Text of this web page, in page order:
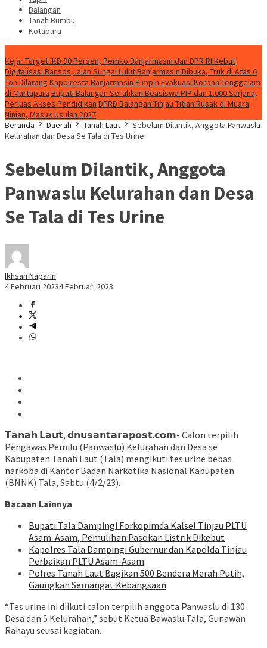
Balangan
Tanah Bumbu
Kotabaru
Kejar Target IKD 90 Persen, Pemko Banjarmasin dan DPR RI Kebut
Digitalisasi Bansos Jalan Sungai Lulut Banjarmasin Dibuka, Truk di Atas 6
Ton Dilarang Kapolresta Banjarmasin Pimpin Evakuasi Korban Tenggelam
di Martapura Bupati Balangan Serahkan Beasiswa PIP dan 1.000 Sarjana,
Perluas Akses Pendidikan DPRD Balangan Tinjau Titian Rusak di Muara
Ninian, Masuk Usulan 2027
Beranda
Daerah Tanah Laut
Sebelum Dilantik, Anggota Panwaslu
Kelurahan dan Desa Se Tala di Tes Urine
Sebelum Dilantik, Anggota
Panwaslu Kelurahan dan Desa
Se Tala di Tes Urine
Ikhsan Naparin
4 Februari 20234 Februari 2023
𝗧𝗮𝗻𝗮𝗵 𝗟𝗮𝘂𝘁, 𝗱𝗻𝘂𝘀𝗮𝗻𝘁𝗮𝗿𝗮𝗽𝗼𝘀𝘁.𝗰𝗼𝗺- Calon terpilih
Pengawas Pemilu (Panwaslu) Kelurahan dan Desa se
Kabupaten Tanah Laut (Tala) mengikuti tes urine bebas
narkoba di Kantor Badan Narkotika Nasional Kabupaten
(BNNK) Tala, Sabtu (4/2/23).
Bacaan Lainnya
Bupati Tala Dampingi Forkopimda Kalsel Tinjau PLTU
Asam-Asam, Pemulihan Pasokan Listrik Dikebut
Kapolres Tala Dampingi Gubernur dan Kapolda Tinjau
Perbaikan PLTU Asam-Asam
Polres Tanah Laut Bagikan 500 Bendera Merah Putih,
Gaungkan Semangat Kebangsaan
“Tes urine ini diikuti calon terpilih anggota Panwaslu di 130
Desa dan 5 Kelurahan,” sebut Ketua Bawaslu Tala, Gunawan
Rahayu seusai kegiatan.